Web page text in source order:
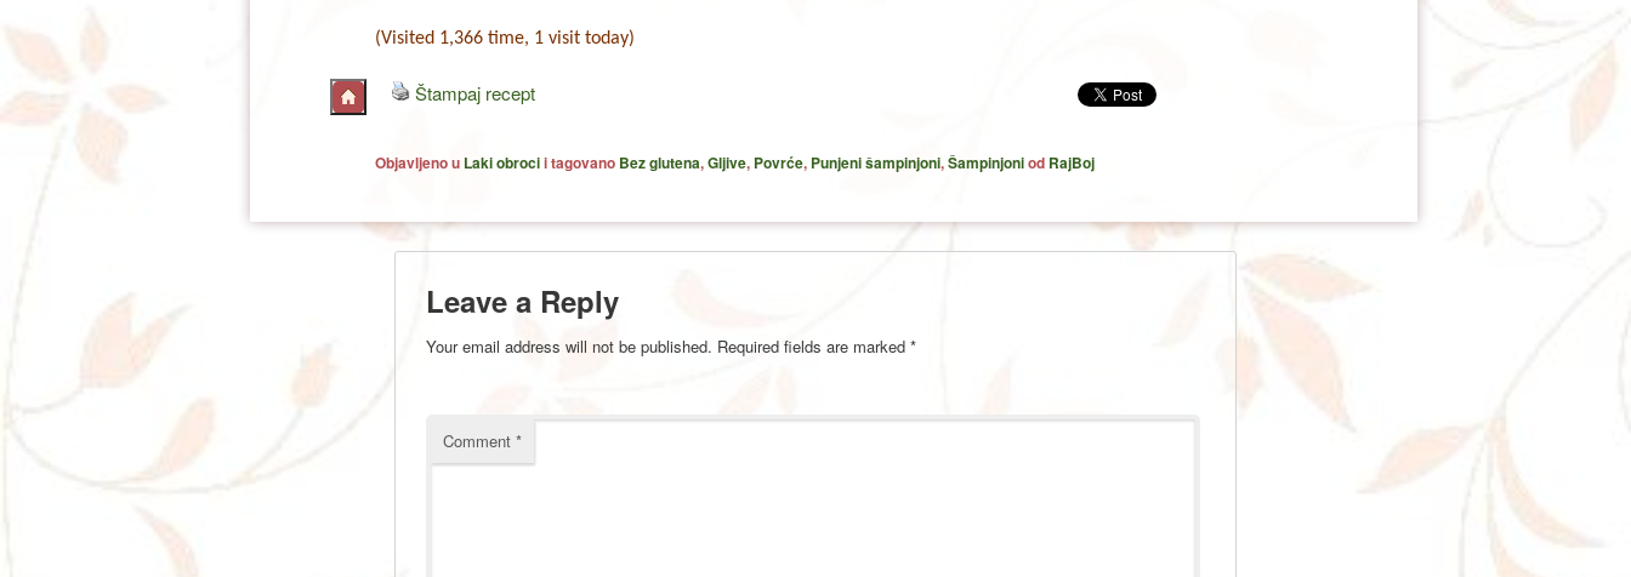
(Visited 1,366 time, 1 visit today)
Štampaj recept
Objavljeno u Laki obrocii tagovano Bez glutena,Gljive, Povrće, Punjeni šampinjoni,Šampinjoniod RajBoj
Leave a Reply
Your email address will not be published. Required fields are marked *
Comment *